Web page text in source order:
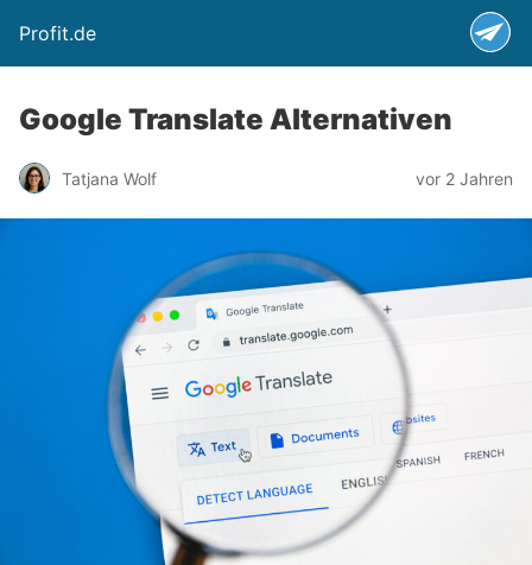
Profit.de
Google Translate Alternativen
Tatjana Wolf vor 2 Jahren